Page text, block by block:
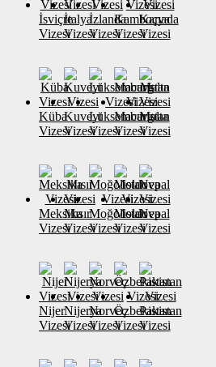
İsviçre
Vizesi
İtalya
Vizesi
İzlanda
Vizesi
Kamboçya
Vizesi
Kanada
Vizesi
Küba
Vizesi
Kuveyt
Vizesi
Lüksemburg
Vizesi
Macaristan
Vizesi
Malta
Vizesi
Meksika
Vizesi
Mısır
Vizesi
Moğolistan
Vizesi
Moldova
Vizesi
Nepal
Vizesi
Nijer
Vizesi
Nijerya
Vizesi
Norveç
Vizesi
Özbekistan
Vizesi
Pakistan
Vizesi